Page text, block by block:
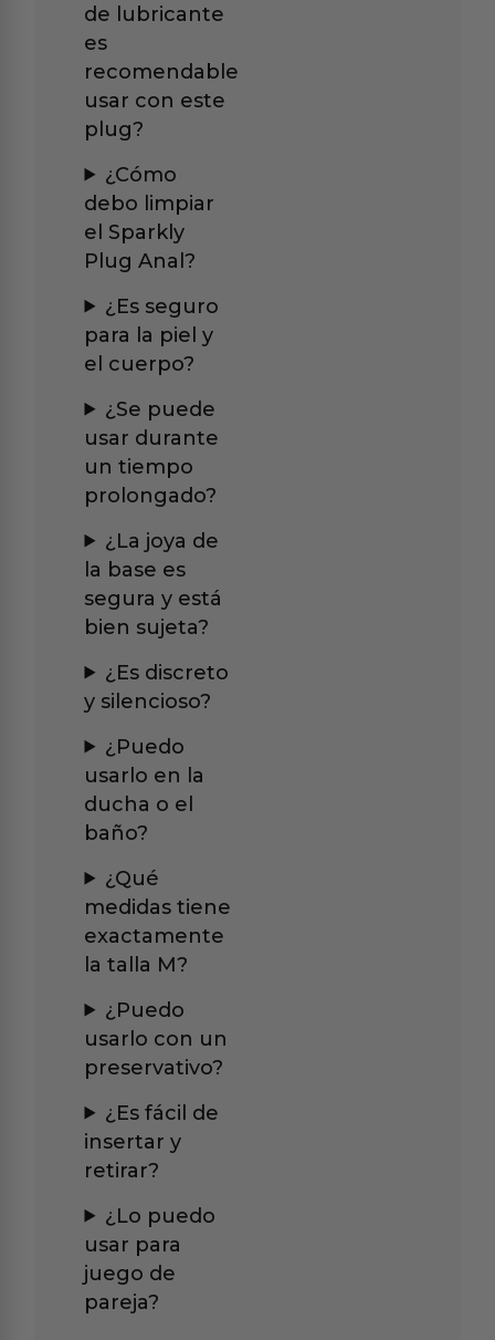
de lubricante
es
recomendable
usar con este
plug?
¿Cómo
debo limpiar
el Sparkly
Plug Anal?
¿Es seguro
para la piel y
el cuerpo?
¿Se puede
usar durante
un tiempo
prolongado?
¿La joya de
la base es
segura y está
bien sujeta?
¿Es discreto
y silencioso?
¿Puedo
usarlo en la
ducha o el
baño?
¿Qué
medidas tiene
exactamente
la talla M?
¿Puedo
usarlo con un
preservativo?
¿Es fácil de
insertar y
retirar?
¿Lo puedo
usar para
juego de
pareja?